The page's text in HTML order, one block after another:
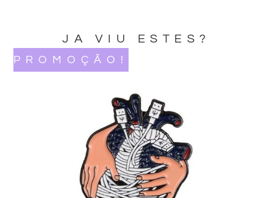
JA VIU ESTES?
PROMOÇÃO!